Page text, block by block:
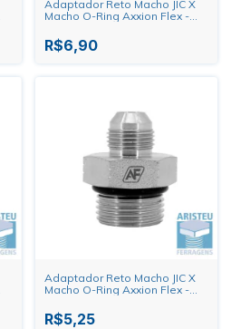
Adaptador Reto Macho JIC X
Macho O-Ring Axxion Flex -
R$6,90
Adaptador Reto Macho JIC X
Macho O-Ring Axxion Flex -
R$5,25